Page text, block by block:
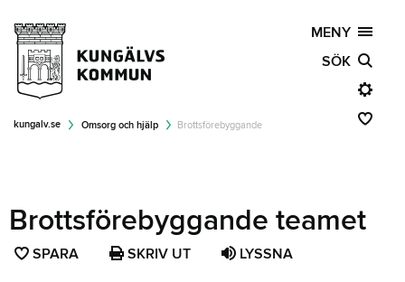
MENY
SÖK
kungalv.se Omsorg och hjälp Brottsförebyggande
Brottsförebyggande teamet
SPARA SPARA SKRIV UT LYSSNA